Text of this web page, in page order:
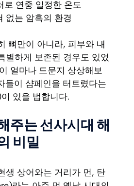
로 연중 일정한 온도
없는 암흑의 환경
뼈만이 아니라, 피부와 내
별하게 보존된 경우도 있었
얼마나 드문지 상상해보
들이 샴페인을 터트렸다는
있을 법합니다.
주는 선사시대 해
비밀
생 상어와는 거리가 먼, 탄